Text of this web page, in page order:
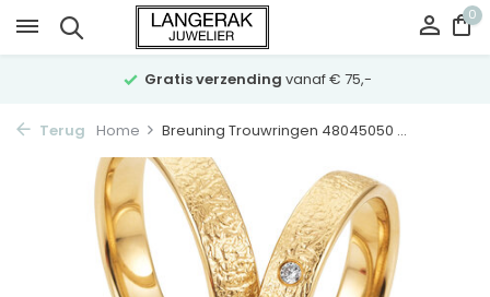
0
Gratis verzending vanaf € 75,-
Terug Home Breuning Trouwringen 48045050 ...